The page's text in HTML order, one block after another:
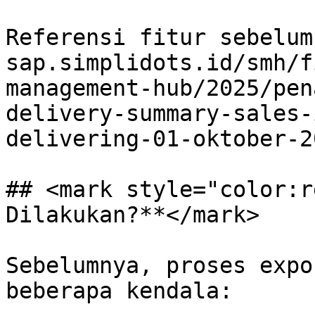
Referensi fitur
sap.simplidots.id/smh/
management-hub/2025/
delivery-summary-
delivering-01-oktober-
## <mark
Dilakukan?**</mark>
Sebelumnya, proses
beberapa kendala: